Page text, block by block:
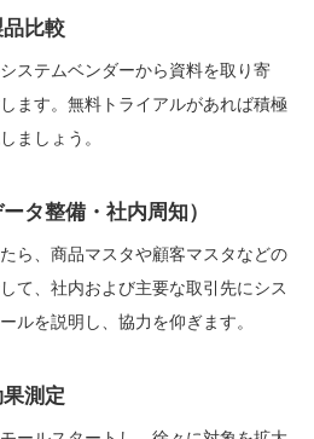
比較
ステムベンダーから資料を取り寄
ます。無料トライアルがあれば積極
ましょう。
タ整備・社内周知）
ら、商品マスタや顧客マスタなどの
て、社内および主要な取引先にシス
ルを説明し、協力を仰ぎます。
測定